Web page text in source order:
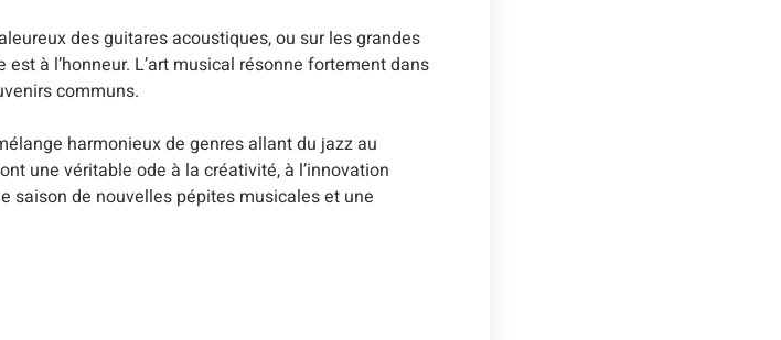
des guitares acoustiques, ou sur les grandes
à l’honneur. L’art musical résonne fortement dans
communs.
harmonieux de genres allant du jazz au
une véritable ode à la créativité, à l’innovation
saison de nouvelles pépites musicales et une